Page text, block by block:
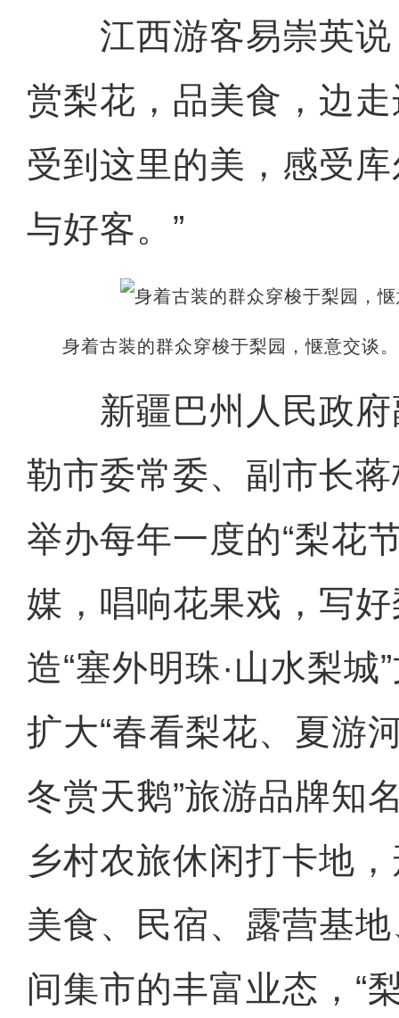
江西游客易崇英说
赏梨花，品美食，边
受到这里的美，感受
与好客。”
身着古装的群众穿梭于梨园，惬意交谈
新疆巴州人民政府
勒市委常委、副市长
举办每年一度的“梨花
媒，唱响花果戏，写
造“塞外明珠·山水梨城
扩大“春看梨花、夏游
冬赏天鹅”旅游品牌知
乡村农旅休闲打卡地
美食、民宿、露营基
间集市的丰富业态，“